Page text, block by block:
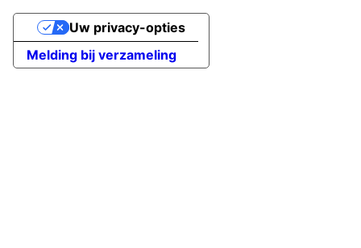
Melding bij verzameling
Uw privacy-opties